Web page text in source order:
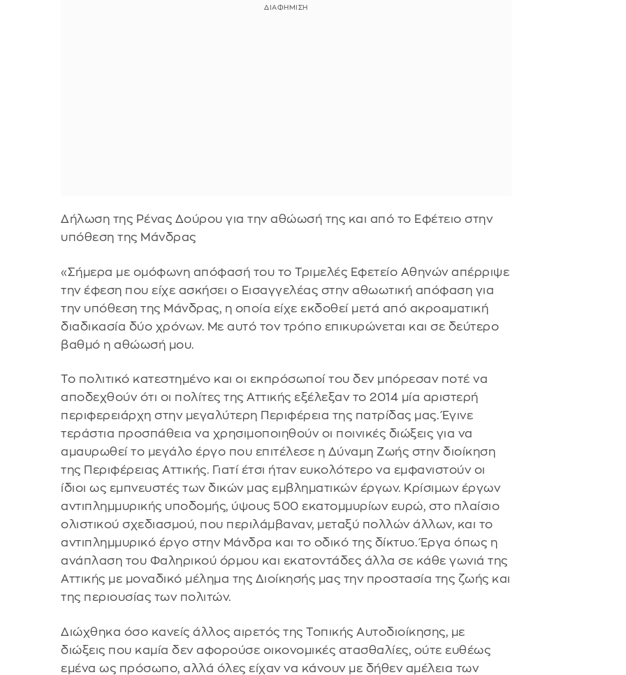
Δήλωση της Ρένας Δούρου για την αθώωσή της και από το Εφέτειο στην
υπόθεση της Μάνδρας
«Σήμερα με ομόφωνη απόφασή του το Τριμελές Εφετείο Αθηνών απέρριψε
την έφεση που είχε ασκήσει ο Εισαγγελέας στην αθωωτική απόφαση για
την υπόθεση της Μάνδρας, η οποία είχε εκδοθεί μετά από ακροαματική
διαδικασία δύο χρόνων. Με αυτό τον τρόπο επικυρώνεται και σε δεύτερο
βαθμό η αθώωσή μου.
Το πολιτικό κατεστημένο και οι εκπρόσωποί του δεν μπόρεσαν ποτέ να
αποδεχθούν ότι οι πολίτες της Αττικής εξέλεξαν το 2014 μία αριστερή
περιφερειάρχη στην μεγαλύτερη Περιφέρεια της πατρίδας μας. Έγινε
τεράστια προσπάθεια να χρησιμοποιηθούν οι ποινικές διώξεις για να
αμαυρωθεί το μεγάλο έργο που επιτέλεσε η Δύναμη Ζωής στην διοίκηση
της Περιφέρειας Αττικής. Γιατί έτσι ήταν ευκολότερο να εμφανιστούν οι
ίδιοι ως εμπνευστές των δικών μας εμβληματικών έργων. Κρίσιμων έργων
αντιπλημμυρικής υποδομής, ύψους 500 εκατομμυρίων ευρώ, στο πλαίσιο
ολιστικού σχεδιασμού, που περιλάμβαναν, μεταξύ πολλών άλλων, και το
αντιπλημμυρικό έργο στην Μάνδρα και το οδικό της δίκτυο. Έργα όπως η
ανάπλαση του Φαληρικού όρμου και εκατοντάδες άλλα σε κάθε γωνιά της
Αττικής με μοναδικό μέλημα της Διοίκησής μας την προστασία της ζωής και
της περιουσίας των πολιτών.
Διώχθηκα όσο κανείς άλλος αιρετός της Τοπικής Αυτοδιοίκησης, με
διώξεις που καμία δεν αφορούσε οικονομικές ατασθαλίες, ούτε ευθέως
εμένα ως πρόσωπο, αλλά όλες είχαν να κάνουν με δήθεν αμέλεια των